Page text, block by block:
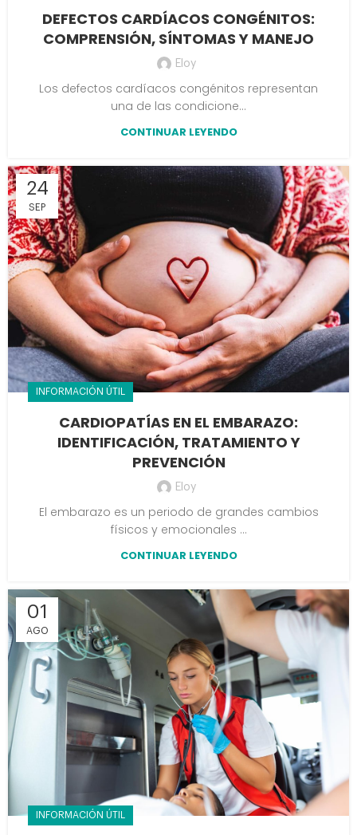
DEFECTOS CARDÍACOS CONGÉNITOS:
COMPRENSIÓN, SÍNTOMAS Y MANEJO
Eloy
Los defectos cardíacos congénitos representan
una de las condicione...
CONTINUAR LEYENDO
24
SEP
INFORMACIÓN ÚTIL
CARDIOPATÍAS EN EL EMBARAZO:
IDENTIFICACIÓN, TRATAMIENTO Y
PREVENCIÓN
Eloy
El embarazo es un periodo de grandes cambios
físicos y emocionales ...
CONTINUAR LEYENDO
01
AGO
INFORMACIÓN ÚTIL